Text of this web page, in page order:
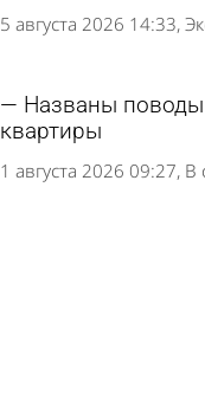
5 августа 2026 14:33
Названы поводы
квартиры
1 августа 2026 09:27 В